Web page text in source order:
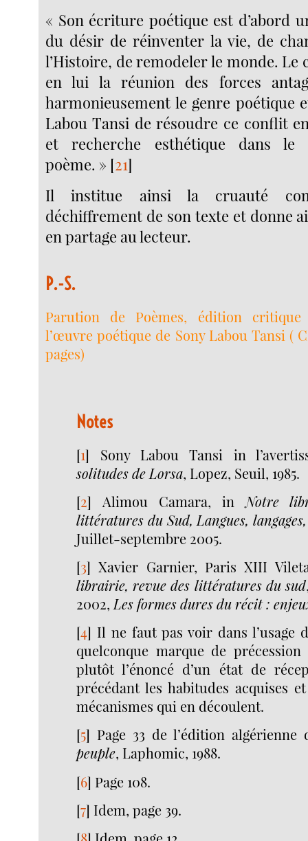
« Son écriture poétique est d’abord
du désir de réinventer la vie, de
l’Histoire, de remodeler le monde.
en lui la réunion des forces
harmonieusement le genre poétique
Labou Tansi de résoudre ce conflit
et recherche esthétique dans
poème. » [21]
Il institue ainsi la cruauté
déchiffrement de son texte et donne
en partage au lecteur.
P.-S.
Parution de Poèmes, édition
l’œuvre poétique de Sony Labou Tansi (
Notes
[1] Sony Labou Tansi in
solitudes de Lorsa, Lopez, Seuil, 1985.
[2] Alimou Camara, in Notre
littératures du Sud, Langues,
Juillet-septembre 2005.
[3]Xavier Garnier, Paris XIII
librairie, revue des littératures du sud
2002, Les formes dures du récit :
[4] Il ne faut pas voir dans l’usage
quelconque marque de
plutôt l’énoncé d’un état de
précédant les habitudes acquises
mécanismes qui en découlent.
[5] Page 33 de l’édition
peuple, Laphomic, 1988.
[6] Page 108.
[7] Idem, page 39.